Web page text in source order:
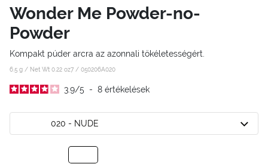
Wonder Me Powder-no-
Powder
Kompakt púder arcra az azonnali tökéletességért.
6.5 g / Net Wt 0.22 oz7 / 050206A020
3.9/5 - 8 értékelések
020 - NUDE